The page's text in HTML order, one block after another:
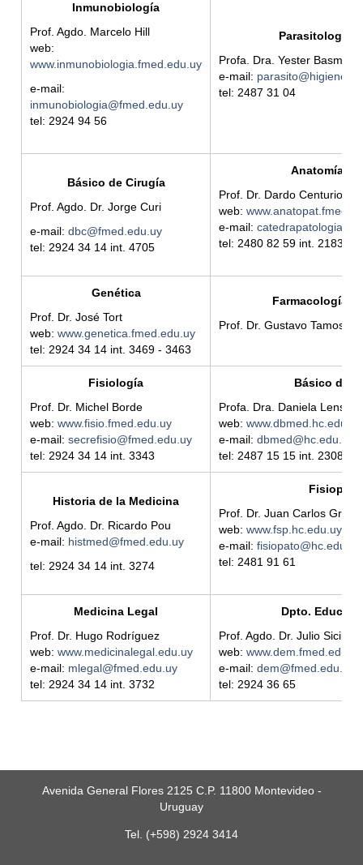
Inmunobiología
Prof. Agdo. Marcelo Hill
web:
www.inmunobiologia.fmed.edu.uy
e-mail:
inmunobiologia@fmed.edu.uy
tel: 2924 94 56
Parasitología
Profa. Dra. Yester
e-mail:
tel: 2487 31 04
Básico de Cirugía
Prof. Agdo. Dr. Jorge Curi
e-mail:dbc@fmed.edu.uy
tel: 2924 34 14 int.4705
Anatomía
Prof. Dr. Dardo Centurion
web:
e-mail:
tel: 2480 82 59 int. 2183 -
Genética
Prof. Dr. José Tort
web:www.genetica.fmed.edu.uy
tel: 2924 34 14 int. 3469 - 3463
Farmacología y
Prof. Dr. Gustavo
Fisiología
Prof. Dr. Michel Borde
web:www.fisio.fmed.edu.uy
e-mail:secrefisio@fmed.edu.uy
tel: 2924 34 14 int. 3343
Básico de
Profa. Dra. Daniela Lens
web:www.dbmed.hc.edu.uy
e-mail:dbmed@hc.edu.uy
tel: 2487 15 15 int. 2308
Historia de la Medicina
Prof. Agdo. Dr. Ricardo Pou
e-mail: histmed@fmed.edu.uy
tel: 2924 34 14 int. 3274
Prof. Dr. Juan Carlos
web:www.fsp.hc.edu.uy/
e-mail:fisiopato@hc.edu.uy
tel: 2481 91 61
Medicina Legal
Prof. Dr. Hugo Rodríguez
web:www.medicinalegal.edu.uy
e-mail: mlegal@fmed.edu.uy
tel: 2924 34 14 int. 3732
Dpto.
Prof. Agdo. Dr. Julio
web:www.dem.fmed.edu.uy
e-mail:dem@fmed.edu.uy
tel: 2924 36 65
Avenida General Flores 2125 C.P. 11800 Montevideo -
Uruguay
Tel. (+598) 2924 3414